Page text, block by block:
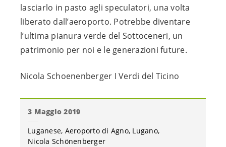
lasciarlo in pasto agli speculatori, una volta
liberato dall’aeroporto. Potrebbe diventare
l’ultima pianura verde del Sottoceneri, un
patrimonio per noi e le generazioni future.
Nicola Schoenenberger I Verdi del Ticino
3 Maggio 2019
Luganese Aeroporto di Agno Lugano
Nicola Schönenberger